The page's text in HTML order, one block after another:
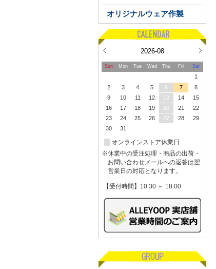
オリジナルウェア作製
2026-08
Sun Mon Tue Wed Thu Fri Sat
1
2
3 4 5 6 7
8
9
10 11 12 13 14
15
16
17 18 19 20 21
22
23
24 25 26 27 28
29
30
31
オンラインストア休業日
※休業中の受注処理・商品の出荷・
お問い合わせメールへの返答は翌
営業日の対応となります。
【受付時間】10:30 ～ 18:00